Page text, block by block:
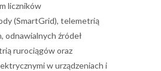
liczników
(SmartGrid), telemetrią
odnawialnych źródeł
rurociągów oraz
w urządzeniach i